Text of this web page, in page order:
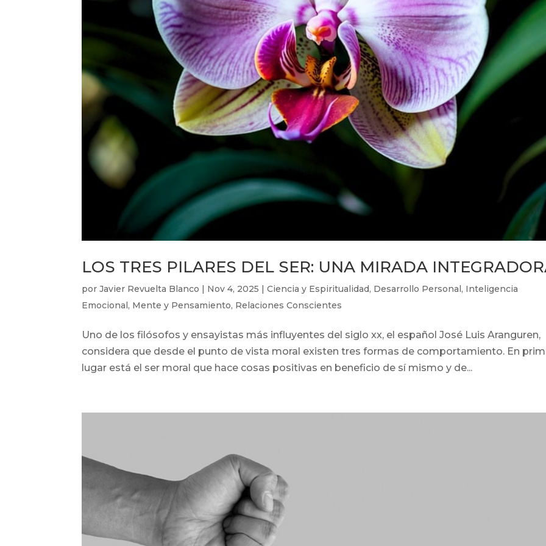
LOS TRES PILARES DEL SER: UNA MIRADA
porJavier Revuelta Blanco | Nov 4, 2025 |Ciencia y Espiritualidad, Desarrollo Personal, Inteligencia
Emocional, Mente y Pensamiento, Relaciones Conscientes
Uno de los filósofos y ensayistas más influyentes del siglo xx, el español José Luis Aranguren,
considera que desde el punto de vista moral existen tres formas de comportamiento. En
lugar está el ser moral que hace cosas positivas en beneficio de sí mismo y de...